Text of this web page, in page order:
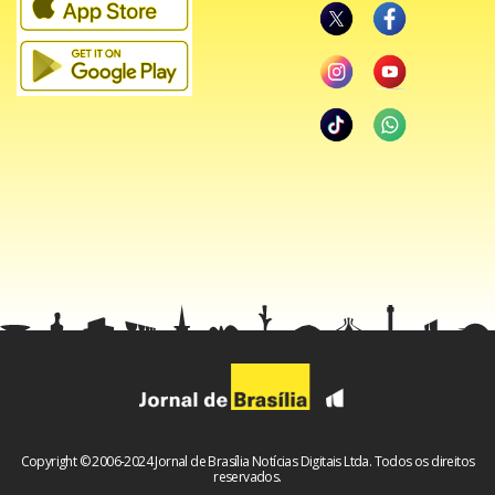
Como o leitor percebeu, não deu para fazer uma análise
apurada da primeira rodada do Brasileiro.
Desembarquei com quase todos os jogos encerrados.
Ainda (com)fuso alterado, vou aproveitar a madrugada
Copyright © 2006-2024 Jornal de Brasília Notícias Digitais Ltda. Todos os direitos
reservados.